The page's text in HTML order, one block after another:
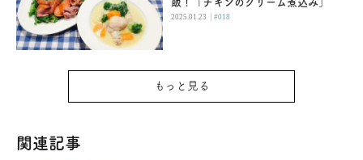
2025.01.23 |#018
もっと見る
関連記事